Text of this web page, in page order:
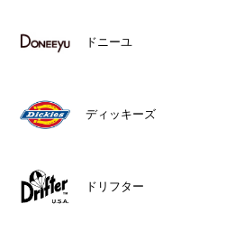
ドニーユ
ディッキーズ
ドリフター